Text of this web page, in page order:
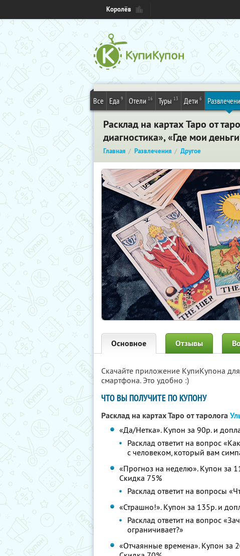
Королёв
Все Еда 9 Отели 16 Туры 13 Дети 6
Расклад на картах Таро от
диагностика», «Где мои
Главная Развлечения Другое
Основное Отзывы
Скачайте приложение КупиКупона для
смартфона. Это удобно :)
ЧТО ВЫ ПОЛУЧИТЕ ПО КУПОНУ
Расклад на картах Таро от таролога
«Да/Нетка». Купон за 90р. и
Расклад ответит на вопрос
с человеком, который вам
«Прогноз на неделю». Купон за
Скидка 75%
Расклад ответит на вопросы
«Страшно!». Купон за 135р. и
Расклад ответит на вопрос
ограничивает?»
«Отчаянные времена». Купон за